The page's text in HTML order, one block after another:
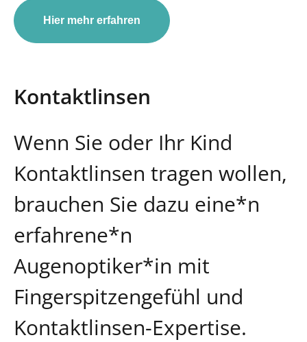
Hier mehr erfahren
Kontaktlinsen
Wenn Sie oder Ihr Kind
Kontaktlinsen tragen wollen,
brauchen Sie dazu eine*n
erfahrene*n
Augenoptiker*in mit
Fingerspitzengefühl und
Kontaktlinsen-Expertise.